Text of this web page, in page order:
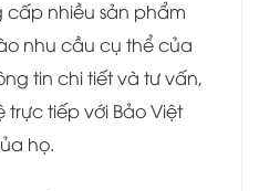
nhiều sản phẩm
nhu cầu cụ thể của
tin chi tiết và tư vấn,
tiếp với Bảo Việt
họ.